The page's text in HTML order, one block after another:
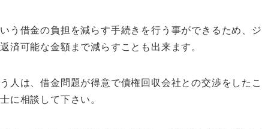
う借金の負担を減らす手続きを行う事ができるため、ジ
済可能な金額まで減らすことも出来ます。
人は、借金問題が得意で債権回収会社との交渉をしたこ
に相談して下さい。